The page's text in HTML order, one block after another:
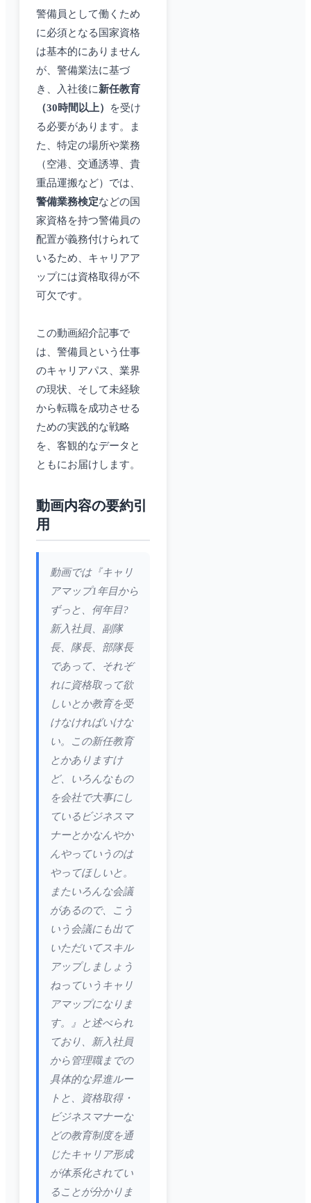
警備員として働くため
に必須となる国家資格
は基本的にありません
が、警備業法に基づ
き、入社後に新任教育
（30時間以上）
を受け
る必要があります。ま
た、特定の場所や業務
（空港、交通誘導、貴
重品運搬など）では、
警備業務検定などの国
家資格を持つ警備員の
配置が義務付けられて
いるため、キャリアア
ップには資格取得が不
可欠です。
この動画紹介記事で
は、警備員という仕事
のキャリアパス、業界
の現状、そして未経験
から転職を成功させる
ための実践的な戦略
を、客観的なデータと
ともにお届けします。
動画内容の要約引
用
動画では『キャリ
アマップ1年目から
ずっと、何年目?
新入社員、副隊
長、隊長、部隊長
であって、それぞ
れに資格取って欲
しいとか教育を受
けなければいけな
い。この新任教育
とかありますけ
ど、いろんなもの
を会社で大事にし
ているビジネスマ
ナーとかなんやか
んやっていうのは
やってほしいと。
またいろんな会議
があるので、こう
いう会議にも出て
いただいてスキル
アップしましょう
ねっていうキャリ
アマップになりま
す。』と述べられ
ており、新入社員
から管理職までの
具体的な昇進ルー
トと、資格取得・
ビジネスマナーな
どの教育制度を通
じたキャリア形成
が体系化されてい
ることが分かりま